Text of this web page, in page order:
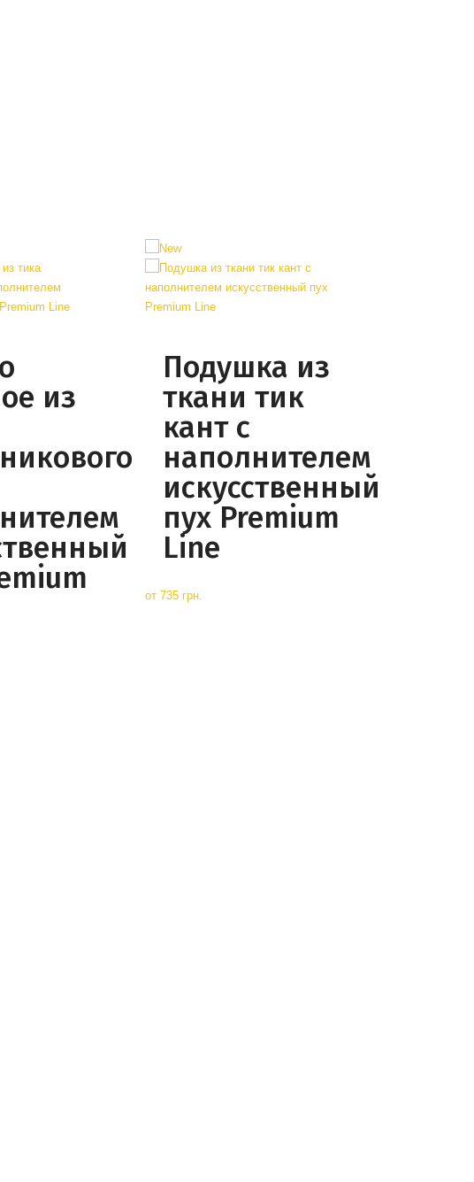
из
Подушка из
ткани тик
кант с
наполнителем
искусственный
пух Premium
Line
от 735 грн.